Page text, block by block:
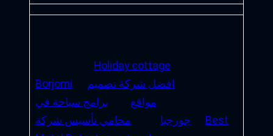
Holiday cottage
Borjomi
افضل شركة تصميم
مواقع
برامج سياحة في
جورجيا
محامي تأسيس شركة
Best